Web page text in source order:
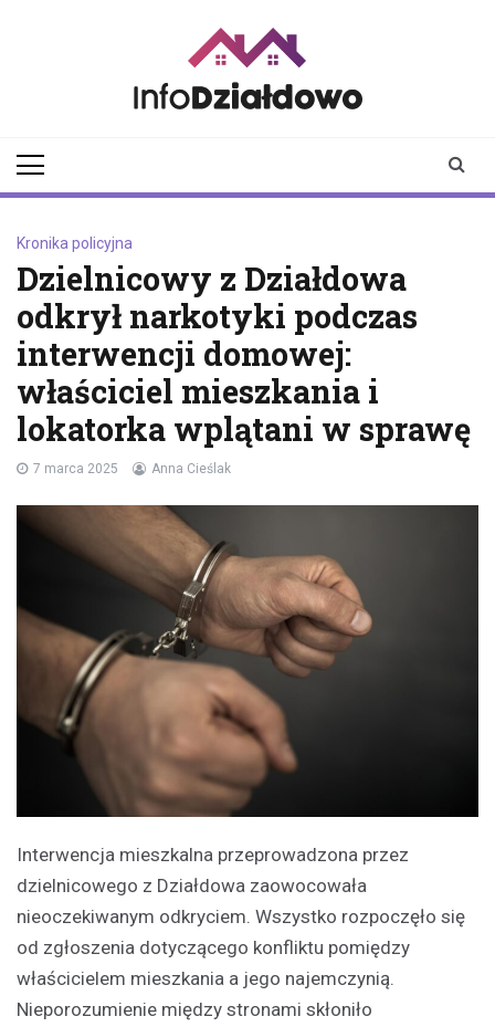
Kronika policyjna
Dzielnicowy z Działdowa
odkrył narkotyki podczas
interwencji domowej:
właściciel mieszkania i
lokatorka wplątani w sprawę
7 marca 2025 Anna Cieślak
Interwencja mieszkalna przeprowadzona przez
dzielnicowego z Działdowa zaowocowała
nieoczekiwanym odkryciem. Wszystko rozpoczęło się
od zgłoszenia dotyczącego konfliktu pomiędzy
właścicielem mieszkania a jego najemczynią.
Nieporozumienie między stronami skłoniło